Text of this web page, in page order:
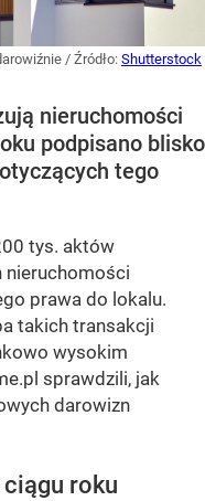
/ Źródło: Shutterstock
nieruchomości
podpisano blisko
tego
tys. aktów
nieruchomości
prawa do lokalu.
takich transakcji
wysokim
sprawdzili, jak
darowizn
roku